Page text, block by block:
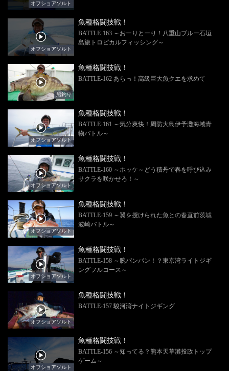
オフショアソルト
オフショアソルト
魚種格闘技戦！
BATTLE-163 ～おーりとーり！八重山ブルー石垣
島旅トロピカルフィッシング～
船釣り
魚種格闘技戦！
BATTLE-162 あらっ！高級巨大魚クエを求めて
オフショアソルト
魚種格闘技戦！
BATTLE-161 ～気分爽快！周防大島伊予灘海域青
物バトル～
オフショアソルト
魚種格闘技戦！
BATTLE-160 ～ホッケ～どう積丹で春を呼び込み
サクラを咲かせろ！～
オフショアソルト
魚種格闘技戦！
BATTLE-159 ～翼を授けられた魚との春直前茨城
波崎バトル～
オフショアソルト
魚種格闘技戦！
BATTLE-158 ～腕パンパン！？東京湾ライトジギ
ングフルコース～
オフショアソルト
魚種格闘技戦！
BATTLE-157 駿河湾ナイトジギング
オフショアソルト
魚種格闘技戦！
BATTLE-156 ～知ってる？熊本天草灘投政トップ
ゲーム～